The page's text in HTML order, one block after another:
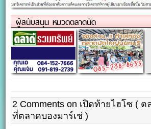
ผู้สนับสนุน หมวดตลาดนัด
2 Comments on เปิดท้ายไฮโซ (
ที่ตลาดบองมาร์เช่ )